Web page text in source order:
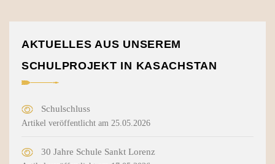
AKTUELLES AUS UNSEREM
SCHULPROJEKT IN KASACHSTAN
Schulschluss
Artikel veröffentlicht am 25.05.2026
30 Jahre Schule Sankt Lorenz